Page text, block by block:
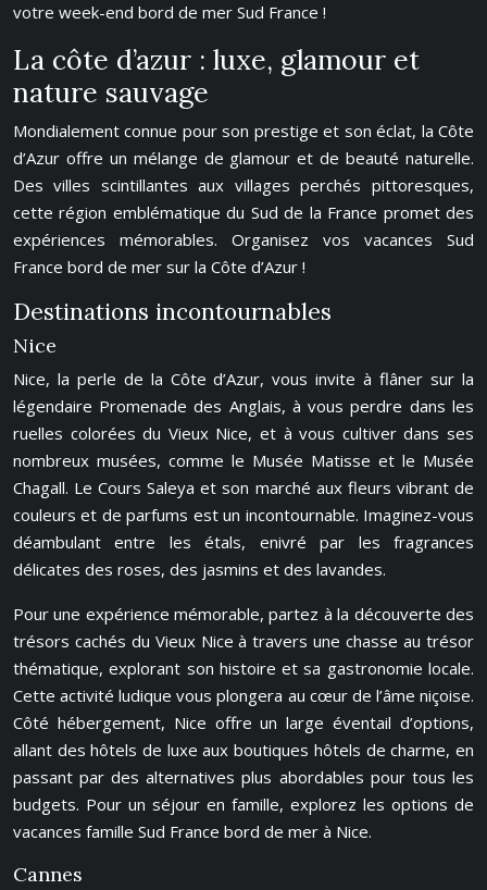
votre week-end bord de mer Sud France !
La côte d’azur : luxe, glamour et
nature sauvage
Mondialement connue pour son prestige et son éclat, la Côte
d’Azur offre un mélange de glamour et de beauté naturelle.
Des villes scintillantes aux villages perchés pittoresques,
cette région emblématique du Sud de la France promet des
expériences mémorables. Organisez vos vacances Sud
France bord de mer sur la Côte d’Azur !
Destinations incontournables
Nice
Nice, la perle de la Côte d’Azur, vous invite à flâner sur la
légendaire Promenade des Anglais, à vous perdre dans les
ruelles colorées du Vieux Nice, et à vous cultiver dans ses
nombreux musées, comme le Musée Matisse et le Musée
Chagall. Le Cours Saleya et son marché aux fleurs vibrant de
couleurs et de parfums est un incontournable. Imaginez-vous
déambulant entre les étals, enivré par les fragrances
délicates des roses, des jasmins et des lavandes.
Pour une expérience mémorable, partez à la découverte des
trésors cachés du Vieux Nice à travers une chasse au trésor
thématique, explorant son histoire et sa gastronomie locale.
Cette activité ludique vous plongera au cœur de l’âme niçoise.
Côté hébergement, Nice offre un large éventail d’options,
allant des hôtels de luxe aux boutiques hôtels de charme, en
passant par des alternatives plus abordables pour tous les
budgets. Pour un séjour en famille, explorez les options de
vacances famille Sud France bord de mer à Nice.
Cannes